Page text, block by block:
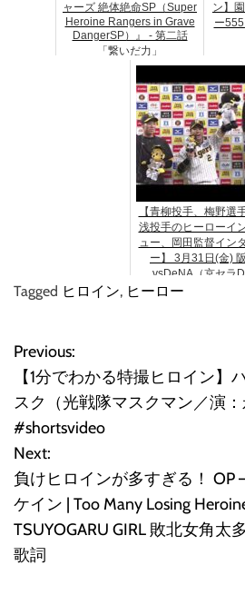
ャーズ 絶体絶命SP（Super
Heroine Rangers in Grave
DangerSP）』 - 第二話
「繋いだ力」
ン】
ー555
【青柳投手、梅野選
浅投手のヒーローイ
ュー、岡田監督イン
ー】 3月31日(金)
vsDeNA（京セラD
Tagged ヒロイン, ヒーロー
投
稿
ナ
ビ
ゲ
ー
Previous:
【1分でわかる特撮ヒロイン】
スク（光戦隊マスクマン／演：
#shortsvideo
Next:
負けヒロインが多すぎる！ OP
ケイン | Too Many Losing
TSUYOGARU GIRL 敗北女角太
歌詞